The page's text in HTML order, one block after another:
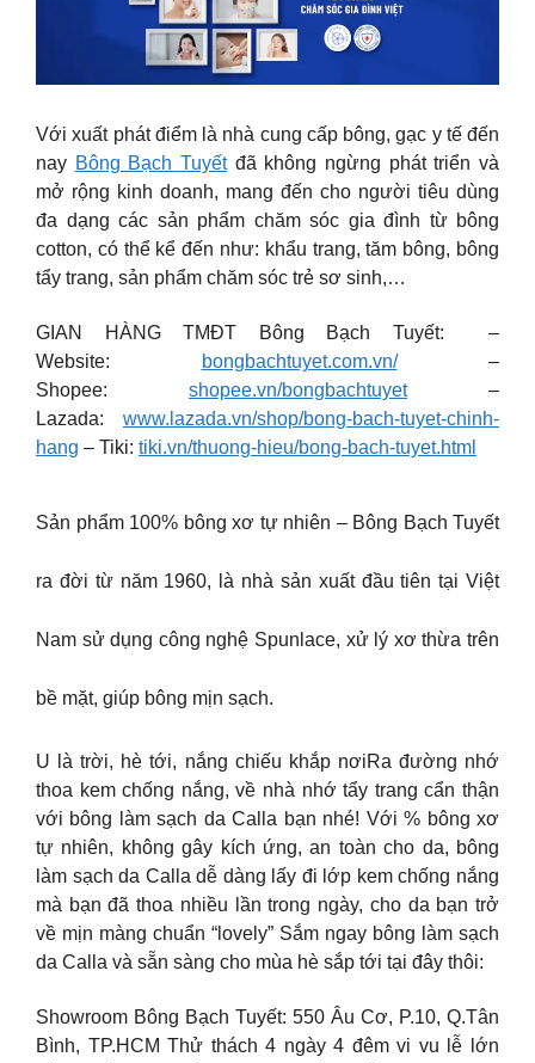
Với xuất phát điểm là nhà cung cấp bông, gạc y tế đến
nay Bông Bạch Tuyếtđã không ngừng phát triển và
mở rộng kinh doanh, mang đến cho người tiêu dùng
đa dạng các sản phẩm chăm sóc gia đình từ bông
cotton, có thể kể đến như: khẩu trang, tăm bông, bông
tẩy trang, sản phẩm chăm sóc trẻ sơ sinh,…
GIAN HÀNG TMĐT Bông Bạch Tuyết: –
Website:
bongbachtuyet.com.vn/–
Shopee: shopee.vn/bongbachtuyet–
Lazada: www.lazada.vn/shop/bong-bach-tuyet-chinh-
hang – Tiki: tiki.vn/thuong-hieu/bong-bach-tuyet.html
Sản phẩm 100% bông xơ tự nhiên – Bông Bạch Tuyết
ra đời từ năm 1960, là nhà sản xuất đầu tiên tại Việt
Nam sử dụng công nghệ Spunlace, xử lý xơ thừa trên
bề mặt, giúp bông mịn sạch.
U là trời, hè tới, nắng chiếu khắp nơiRa đường nhớ
thoa kem chống nắng, về nhà nhớ tẩy trang cẩn thận
với bông làm sạch da Calla bạn nhé! Với % bông xơ
tự nhiên, không gây kích ứng, an toàn cho da, bông
làm sạch da Calla dễ dàng lấy đi lớp kem chống nắng
mà bạn đã thoa nhiều lần trong ngày, cho da bạn trở
về mịn màng chuẩn “lovely” Sắm ngay bông làm sạch
da Calla và sẵn sàng cho mùa hè sắp tới tại đây thôi:
Showroom Bông Bạch Tuyết: 550 Âu Cơ, P.10, Q.Tân
Bình, TP.HCM Thử thách 4 ngày 4 đêm vi vu lễ lớn